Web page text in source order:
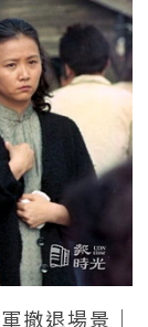
撤退場景｜